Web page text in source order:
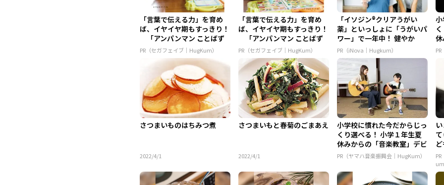
「言葉で伝える力」を育め
ば、イヤイヤ期もすっきり！
「アンパンマン ことばず
かん...
PR（セガフェイブ｜HugKum）
「言葉で伝える力」を育め
ば、イヤイヤ期もすっきり！
「アンパンマン ことばず
かん...
PR（セガフェイブ｜HugKum）
「イソジン®クリアうがい
薬」といっしょに「うがいパ
ワー」で一年中！ 健やか
PR（iNova｜Hugkum）
さつまいものはちみつ煮
2022/4/1
さつまいもと春菊のごまあえ
2022/4/1
小学校に慣れた今だからじっ
くり選べる！ 小学１年生夏
休みからの「音楽教室」デビ
ュ...
PR（ヤマハ音楽振興会｜HugKum）